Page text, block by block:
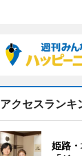
アクセスランキ
姫路